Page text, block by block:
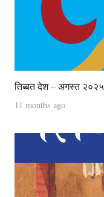
तिब्बत देश – अगस्त २०२५
11 months ago